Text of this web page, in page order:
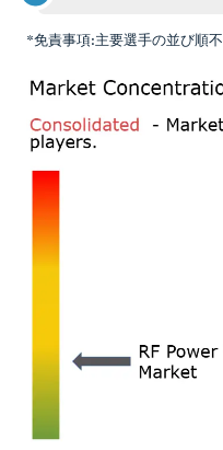
*免責事項:主要選手の並び順